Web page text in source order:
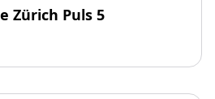
Zürich Puls 5